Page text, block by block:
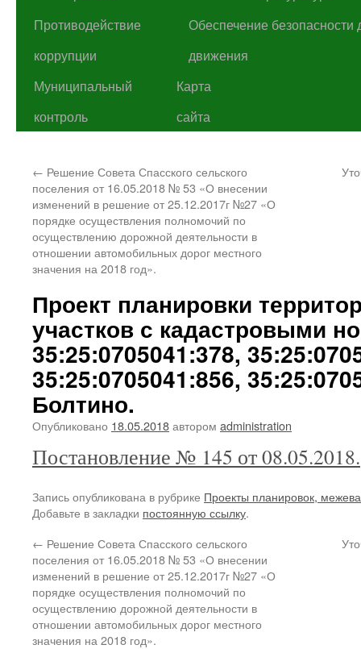
Противодействие
коррупции
Обеспечение безопасности
движения
Муниципальный
контроль
Карта
сайта
← Решение Совета Спасского сельского
поселения от 16.05.2018 № 53 «О внесении
изменений в решение от 25.12.2017г №27 «О
порядке осуществления полномочий по
осуществлению дорожной деятельности в
отношении автомобильных дорог местного
значения на 2018 год».
Проект планировки
участков с кадастровыми
35:25:0705041:378,
35:25:0705041:856,
Болтино.
Опубликовано 18.05.2018автором administration
Постановление № 145 от 08.05.2018.
Запись опубликована в рубрике Проекты планировок,
Добавьте в закладки постоянную ссылку.
← Решение Совета Спасского сельского
поселения от 16.05.2018 № 53 «О внесении
изменений в решение от 25.12.2017г №27 «О
порядке осуществления полномочий по
осуществлению дорожной деятельности в
отношении автомобильных дорог местного
значения на 2018 год».